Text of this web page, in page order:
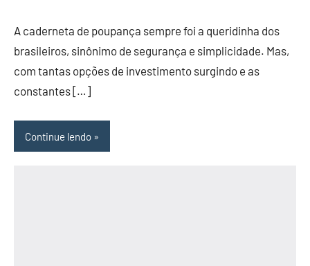
A caderneta de poupança sempre foi a queridinha dos
brasileiros, sinônimo de segurança e simplicidade. Mas,
com tantas opções de investimento surgindo e as
constantes […]
Continue lendo